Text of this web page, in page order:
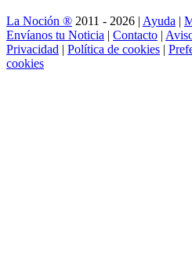
La Noción ® 2011 - 2026 | Ayuda |
Envíanos tu Noticia | Contacto |
Privacidad | Política de cookies |
cookies